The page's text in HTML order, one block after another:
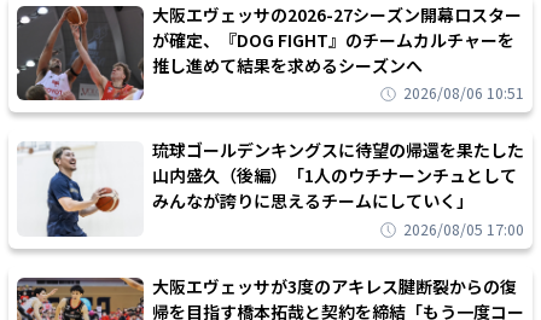
大阪エヴェッサの2026-27シーズン開幕ロスター
が確定、『DOG FIGHT』のチームカルチャーを
推し進めて結果を求めるシーズンへ
2026/08/06 10:51
琉球ゴールデンキングスに待望の帰還を果たした
山内盛久（後編）「1人のウチナーンチュとして
みんなが誇りに思えるチームにしていく」
2026/08/05 17:00
大阪エヴェッサが3度のアキレス腱断裂からの復
帰を目指す橋本拓哉と契約を締結「もう一度コー